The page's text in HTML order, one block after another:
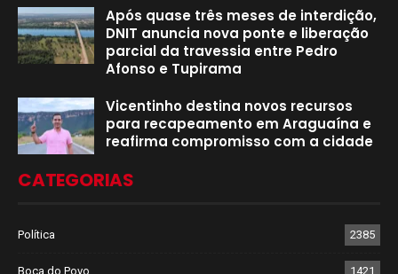
Após quase três meses de interdição,
DNIT anuncia nova ponte e liberação
parcial da travessia entre Pedro
Afonso e Tupirama
Vicentinho destina novos recursos
para recapeamento em Araguaína e
reafirma compromisso com a cidade
CATEGORIAS
Política 2385
Boca do Povo 1421